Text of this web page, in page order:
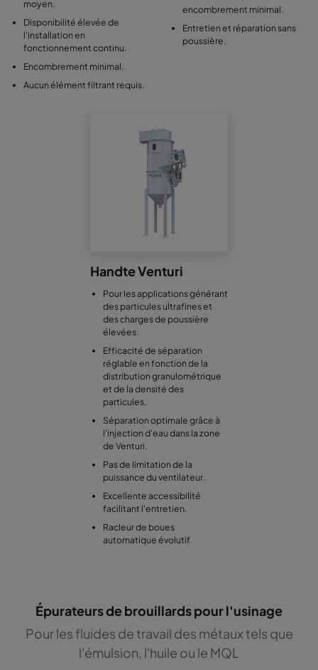
moyen.
Disponibilité élevée de
l'installation en
fonctionnement continu.
Encombrement minimal.
Aucun élément filtrant requis.
encombrement minimal.
Entretien et réparation sans
poussière.
Handte Venturi
Pour les applications générant
des particules ultrafines et
des charges de poussière
élevées.
Efficacité de séparation
réglable en fonction de la
distribution granulométrique
et de la densité des
particules.
Séparation optimale grâce à
l'injection d'eau dans la zone
de Venturi.
Pas de limitation de la
puissance du ventilateur.
Excellente accessibilité
facilitant l'entretien.
Racleur de boues
automatique évolutif
Épurateurs de brouillards pour l'usinage
Pour les fluides de travail des métaux tels que
l'émulsion, l'huile ou le MQL